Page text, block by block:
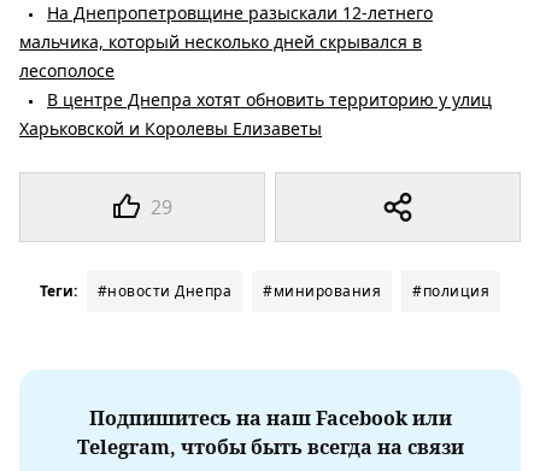
29
На Днепропетровщине разыскали 12-летнего
мальчика, который несколько дней скрывался в
лесополосе
В центре Днепра хотят обновить территорию у улиц
Харьковской и Королевы Елизаветы
Теги: #новости Днепра #минирования #полиция
Подпишитесь на наш Facebook или
Telegram, чтобы быть всегда на связи